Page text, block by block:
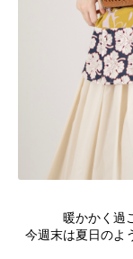
暖かかく過
今週末は夏日のよ